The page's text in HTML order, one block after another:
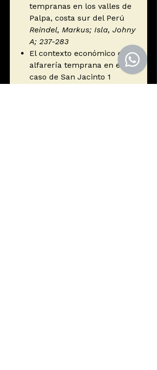
tempranas en los valles de
Palpa, costa sur del Perú
Reindel, Markus; Isla, Johny
A; 237-283
El contexto económico de la
alfarería temprana en el
caso de San Jacinto 1